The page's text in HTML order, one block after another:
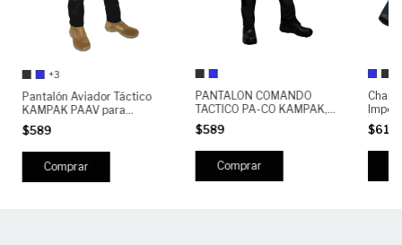
+3
Pantalón Aviador Táctico
KAMPAK PAAV para
Hombre | Militar
Multibolsillos | Resistente,
Cómodo y RIPSTOP |
Trabajo y Outdoor,
$589
Comprar
PANTALON COMANDO
TACTICO PA-CO KAMPAK,
SEMIREPELENTE,
ANTIDESGARRE
$589
Comprar
$619